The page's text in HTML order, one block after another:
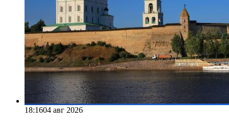
18:1604 авг 2026